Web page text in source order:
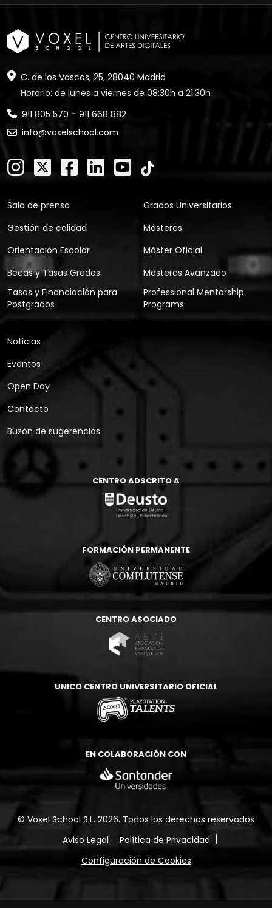
C. de los Vascos, 25, 28040 Madrid
Horario: de lunes a viernes de 08:30h a 21:30h
911 805 570 - 911 668 882
info@voxelschool.com
Sala de prensa
Gestión de calidad
Orientación Escolar
Becas y Tasas Grados
Tasas y Financiación para
Postgrados
Grados Universitarios
Másteres
Máster Oficial
Másteres Avanzado
Professional Mentorship
Programs
Noticias
Eventos
Open Day
Contacto
Buzón de sugerencias
CENTRO ADSCRITO A
FORMACIÓN PERMANENTE
CENTRO ASOCIADO
UNICO CENTRO UNIVERSITARIO OFICIAL
EN COLABORACIÓN CON
© Voxel School S.L. 2026. Todos los derechos reservados
Aviso Legal
Política de Privacidad
Configuración de Cookies